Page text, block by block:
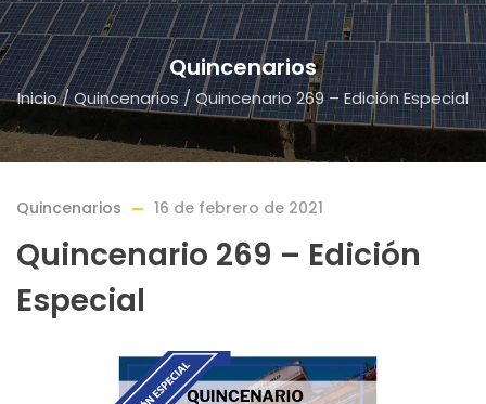
Quincenarios
Inicio/Quincenarios/Quincenario 269 – Edición Especial
Quincenarios 16 de febrero de 2021
Quincenario 269 – Edición
Especial